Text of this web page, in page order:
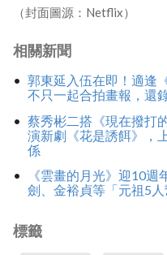
（封面圖源：Netflix）
相關新聞
郭東延入伍在即！適逢
不只一起合拍畫報，還
蔡秀彬二搭《現在撥打
演新劇《花是誘餌》，
係
《雲畫的月光》迎10
劍、金裕貞等「元祖5
標籤